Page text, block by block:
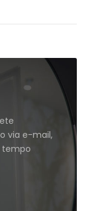
via e-mail,
tempo